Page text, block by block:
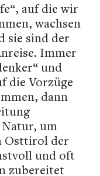
auf die wir
wachsen
sie sind der
Immer
und
die Vorzüge
dann
um
Osttirol der
und oft
zubereitet